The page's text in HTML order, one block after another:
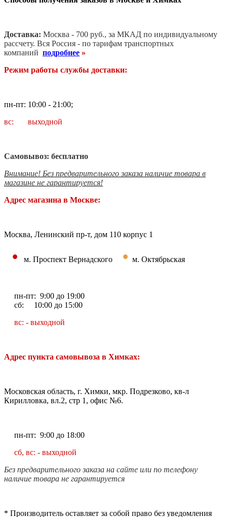
Доставка: Москва - 700 руб., за МКАД по индивидуальному
рассчету. Вся Россия - по тарифам транспортных
компаний подробнее »
Режим работы службы доставки:
пн-пт: 10:00 - 21:00;
вс: выходной
Самовывоз: бесплатно
Внимание! Без предварительного заказа наличие товара в
магазине не гарантируется!
Адрес магазина в Москве:
Москва, Ленинский пр-т, дом 110 корпус 1
• м. Проспект Вернадского • м. Октябрьская
пн-пт: 9:00 до 19:00
сб: 10:00 до 15:00
вс: - выходной
Адрес пункта самовывоза в Химках:
Московская область, г. Химки, мкр. Подрезково, кв-л
Кирилловка, вл.2, стр 1, офис №6.
пн-пт: 9:00 до 18:00
сб, вс: - выходной
Без предварительного заказа на сайте или по телефону
наличие товара не гарантируется
* Производитель оставляет за собой право без уведомления